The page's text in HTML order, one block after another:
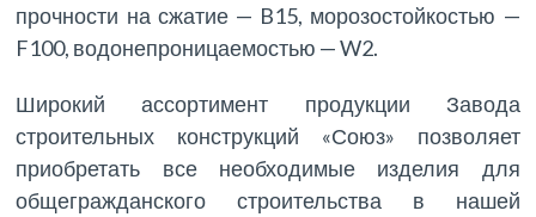
прочности на сжатие — B15, морозостойкостью —
F100, водонепроницаемостью — W2.
Широкий ассортимент продукции Завода
строительных конструкций «Союз» позволяет
приобретать все необходимые изделия для
общегражданского строительства в нашей